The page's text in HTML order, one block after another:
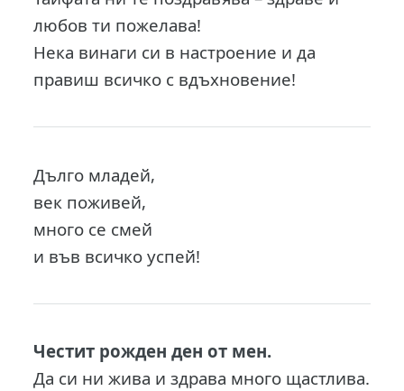
любов ти пожелава!
Нека винаги си в настроение и да
правиш всичко с вдъхновение!
Дълго младей,
век поживей,
много се смей
и във всичко успей!
Честит рожден ден от мен.
Да си ни жива и здрава много щастлива.